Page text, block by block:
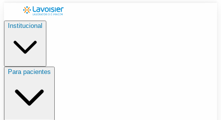
Institucional
Para pacientes